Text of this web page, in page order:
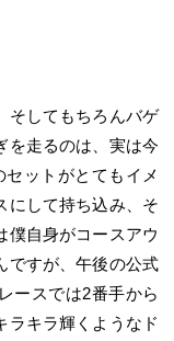
そしてもちろんバゲ
を走るのは、実は今
ットがとてもイメ
にして持ち込み、そ
僕自身がコースアウ
ですが、午後の公式
ースでは2番手から
ラキラ輝くようなド